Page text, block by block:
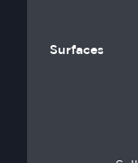
Surfaces